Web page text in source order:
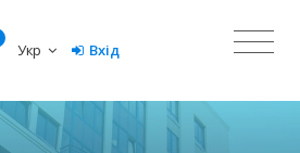
Укр Вхід